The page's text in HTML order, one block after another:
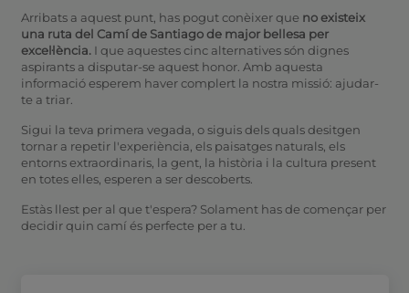
Arribats a aquest punt, has pogut conèixer que no existeix
una ruta del Camí de Santiago de major bellesa per
excel·lència.I que aquestes cinc alternatives són dignes
aspirants a disputar-se aquest honor. Amb aquesta
informació esperem haver complert la nostra missió: ajudar-
te a triar.
Sigui la teva primera vegada, o siguis dels quals desitgen
tornar a repetir l'experiència, els paisatges naturals, els
entorns extraordinaris, la gent, la història i la cultura present
en totes elles, esperen a ser descoberts.
Estàs llest per al que t'espera? Solament has de començar per
decidir quin camí és perfecte per a tu.